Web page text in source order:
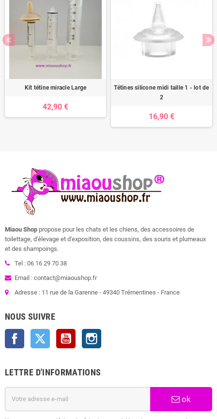
Kit tétine miracle Large
42,90 €
Tétines silicone midi taille 1 - lot de
2
16,90 €
Miaou Shop propose pour les chats et les chiens, des accessoires de
toilettage, d'élevage et d'exposition, des coussins, des souris et plumeaux
et des shampoings.
Tel : 06 16 29 70 38
Email : contact@miaoushop.fr
Adresse : 11 rue de la Garenne - 49340 Trémentines - France
NOUS SUIVRE
Facebook Twitter YouTube
LETTRE D'INFORMATIONS
ok